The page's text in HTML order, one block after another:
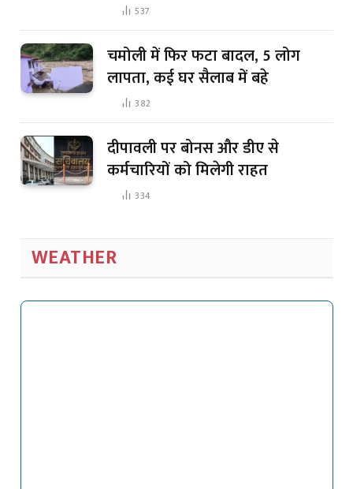
537
चमोली में फिर फटा बादल, 5 लोग
लापता, कई घर सैलाब में बहे
382
दीपावली पर बोनस और डीए से
कर्मचारियों को मिलेगी राहत
334
WEATHER